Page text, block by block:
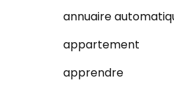
annuaire
appartement
apprendre